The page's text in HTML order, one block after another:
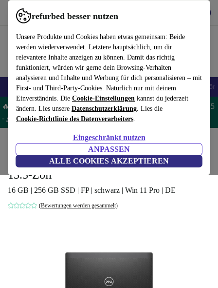
refurbed besser nutzen
Unsere Produkte und Cookies haben etwas gemeinsam: Beide
werden wiederverwendet. Letztere hauptsächlich, um dir
relevantere Inhalte anzeigen zu können. Damit das richtig
funktioniert, würden wir gerne dein Browsing-Verhalten
analysieren und Inhalte und Werbung für dich personalisieren – mit
First- und Third-Party-Cookies. Natürlich nur mit deinem
Einverständnis. Die Cookie-Einstellungen kannst du jederzeit
ändern. Lies unsere Datenschutzerklärung. Lies die
Cookie-Richtlinie des Datenverarbeiters.
Eingeschränkt nutzen
ANPASSEN
ALLE COOKIES AKZEPTIEREN
refurbed schnell und einfach nutzen
🎒 Back to school Handys Laptops Tablets Smartwatches Zubehör
🔥 Spare 5% EXTRA auf MacBooks und iPads – Code: MACPAD5
- AGB
Laptops Dell Laptops
Dell Latitude 7310 2-in-1 | i7-10610U |
13.3-Zoll
16 GB | 256 GB SSD | FP | schwarz | Win 11 Pro | DE
(Bewertungen werden gesammelt)